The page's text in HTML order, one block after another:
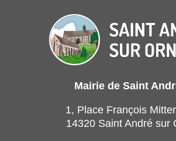
Mairie de Saint
1, Place François
14320 Saint André sur